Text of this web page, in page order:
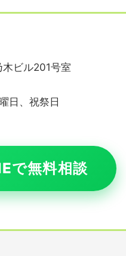
ビル201号室
日、祝祭日
で無料相談